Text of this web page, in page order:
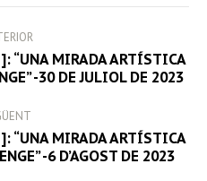
Previous
“UNA MIRADA ARTÍSTICA
-30 DE JULIOL DE 2023
Next“UNA MIRADA ARTÍSTICA
-6 D’AGOST DE 2023